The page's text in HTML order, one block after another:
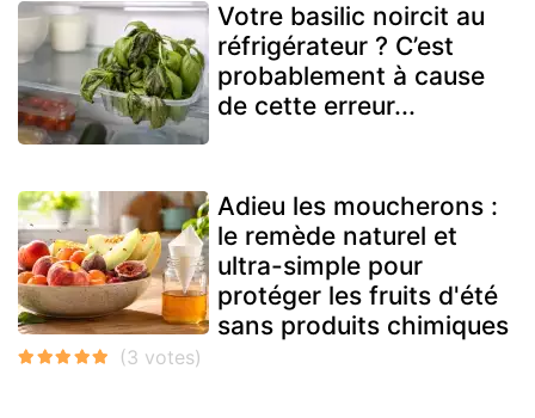
Votre basilic noircit au
réfrigérateur ? C’est
probablement à cause
de cette erreur...
Adieu les moucherons :
le remède naturel et
ultra-simple pour
protéger les fruits d'été
sans produits chimiques